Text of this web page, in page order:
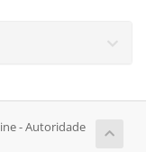
- Autoridade